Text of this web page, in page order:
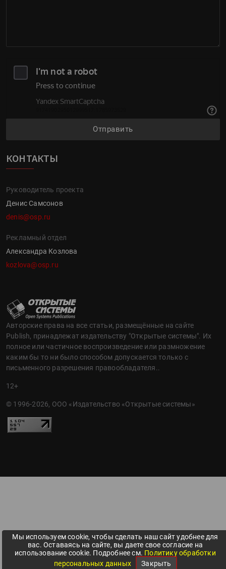
Отправить
КОНТАКТЫ
Руководитель проекта
Денис Самсонов
denis@osp.ru
Рекламный отдел
Александра Козлова
kozlova@osp.ru
Авторские права на все статьи, размещённые на сайте
Publish, принадлежат издательству "Открытые системы". Их
полное или частичное воспроизведение или размножение
каким бы то ни было способом допускается только с
письменного разрешения правообладателя..
12+
© 1996-2026, ООО «Издательство «Открытые системы»
Мы используем cookie, чтобы сделать наш сайт удобнее для
вас. Оставаясь на сайте, вы даете свое согласие на
использование cookie. Подробнее см. Политику обработки
персональных данных
Закрыть